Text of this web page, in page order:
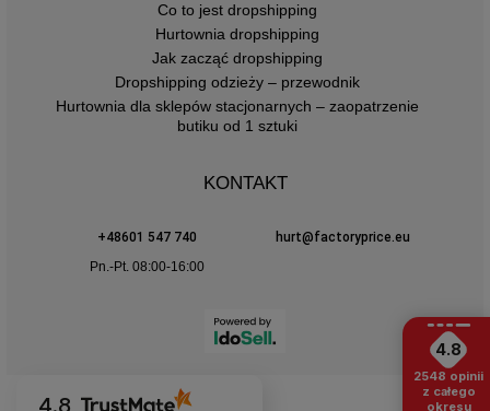
Co to jest dropshipping
Hurtownia dropshipping
Jak zacząć dropshipping
Dropshipping odzieży – przewodnik
Hurtownia dla sklepów stacjonarnych – zaopatrzenie
butiku od 1 sztuki
KONTAKT
+48601 547 740
hurt@factoryprice.eu
Pn.-Pt. 08:00-16:00
4.8
4.8
2548 opinii
z całego
okresu